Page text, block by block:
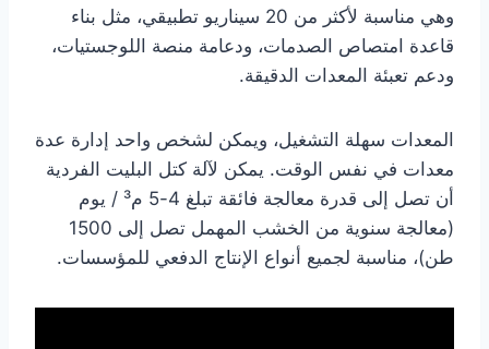
وهي مناسبة لأكثر من 20 سيناريو تطبيقي، مثل بناء
قاعدة امتصاص الصدمات، ودعامة منصة اللوجستيات،
ودعم تعبئة المعدات الدقيقة.
المعدات سهلة التشغيل، ويمكن لشخص واحد إدارة عدة
معدات في نفس الوقت. يمكن لآلة كتل البليت الفردية
أن تصل إلى قدرة معالجة فائقة تبلغ 4-5 م³ / يوم
(معالجة سنوية من الخشب المهمل تصل إلى 1500
طن)، مناسبة لجميع أنواع الإنتاج الدفعي للمؤسسات.